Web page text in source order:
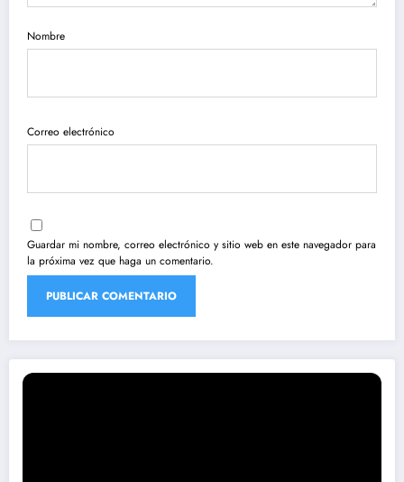
Nombre
Correo electrónico
Guardar mi nombre, correo electrónico y sitio web en este navegador para
la próxima vez que haga un comentario.